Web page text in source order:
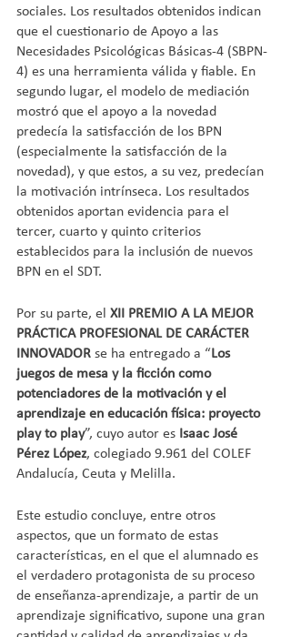
sociales. Los resultados obtenidos indican
que el cuestionario de Apoyo a las
Necesidades Psicológicas Básicas-4 (SBPN-
4) es una herramienta válida y fiable. En
segundo lugar, el modelo de mediación
mostró que el apoyo a la novedad
predecía la satisfacción de los BPN
(especialmente la satisfacción de la
novedad), y que estos, a su vez, predecían
la motivación intrínseca. Los resultados
obtenidos aportan evidencia para el
tercer, cuarto y quinto criterios
establecidos para la inclusión de nuevos
BPN en el SDT.
Por su parte, el XII PREMIO A LA MEJOR
PRÁCTICA PROFESIONAL DE CARÁCTER
INNOVADOR se ha entregado a “Los
juegos de mesa y la ficción como
potenciadores de la motivación y el
aprendizaje en educación física: proyecto
play to play”, cuyo autor es Isaac José
Pérez López, colegiado 9.961 del COLEF
Andalucía, Ceuta y Melilla.
Este estudio concluye, entre otros
aspectos, que un formato de estas
características, en el que el alumnado es
el verdadero protagonista de su proceso
de enseñanza-aprendizaje, a partir de un
aprendizaje significativo, supone una gran